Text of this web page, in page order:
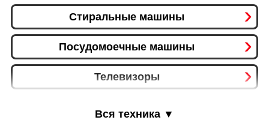
Стиральные машины
Посудомоечные машины
Телевизоры
Вся техника ▼